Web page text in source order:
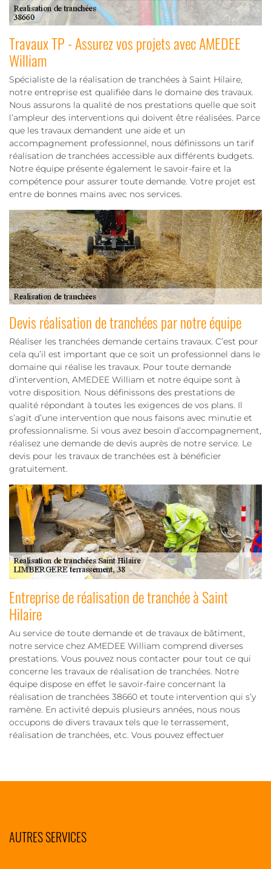
Travaux TP - Assurez vos projets avec AMEDEE
William
Spécialiste de la réalisation de tranchées à Saint Hilaire,
notre entreprise est qualifiée dans le domaine des travaux.
Nous assurons la qualité de nos prestations quelle que soit
l’ampleur des interventions qui doivent être réalisées. Parce
que les travaux demandent une aide et un
accompagnement professionnel, nous définissons un tarif
réalisation de tranchées accessible aux différents budgets.
Notre équipe présente également le savoir-faire et la
compétence pour assurer toute demande. Votre projet est
entre de bonnes mains avec nos services.
Devis réalisation de tranchées par notre équipe
Réaliser les tranchées demande certains travaux. C’est pour
cela qu’il est important que ce soit un professionnel dans le
domaine qui réalise les travaux. Pour toute demande
d’intervention, AMEDEE William et notre équipe sont à
votre disposition. Nous définissons des prestations de
qualité répondant à toutes les exigences de vos plans. Il
s’agit d’une intervention que nous faisons avec minutie et
professionnalisme. Si vous avez besoin d’accompagnement,
réalisez une demande de devis auprès de notre service. Le
devis pour les travaux de tranchées est à bénéficier
gratuitement.
Entreprise de réalisation de tranchée à Saint
Hilaire
Au service de toute demande et de travaux de bâtiment,
notre service chez AMEDEE William comprend diverses
prestations. Vous pouvez nous contacter pour tout ce qui
concerne les travaux de réalisation de tranchées. Notre
équipe dispose en effet le savoir-faire concernant la
réalisation de tranchées 38660 et toute intervention qui s’y
ramène. En activité depuis plusieurs années, nous nous
occupons de divers travaux tels que le terrassement,
réalisation de tranchées, etc. Vous pouvez effectuer
AUTRES SERVICES